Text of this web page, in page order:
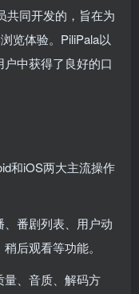
同开发的，旨在为
览体验。PiliPala以
中获得了良好的口
和iOS两大主流操作
番剧列表、用户动
后观看等功能。
量、音质、解码方